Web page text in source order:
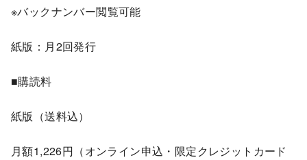
※バックナンバー閲覧可能
紙版：月2回発行
■購読料
紙版（送料込）
月額1,226円（オンライン申込・限定クレジットカード